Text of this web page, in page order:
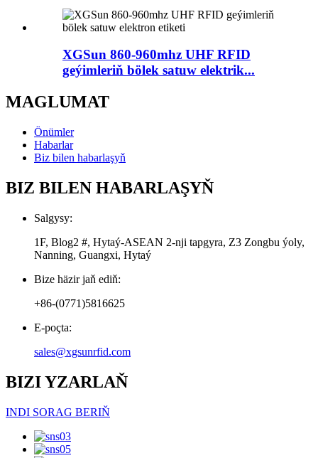
XGSun 860-960mhz UHF RFID
geýimleriň bölek satuw elektrik...
MAGLUMAT
Önümler
Habarlar
Biz bilen habarlaşyň
BIZ BILEN HABARLAŞYŇ
Salgysy:
1F, Blog2 #, Hytaý-ASEAN 2-nji tapgyra, Z3 Zongbu ýoly,
Nanning, Guangxi, Hytaý
Bize häzir jaň ediň:
+86-(0771)5816625
E-poçta:
sales@xgsunrfid.com
BIZI YZARLAŇ
INDI SORAG BERIŇ